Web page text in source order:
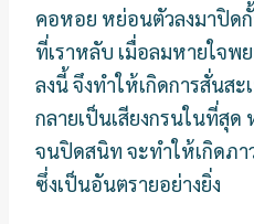
คอหอย หย่อนตัวลงมาปิด
ที่เราหลับ เมื่อลมหายใจพ
ลงนี้ จึงทำให้เกิดการสั่นส
กลายเป็นเสียงกรนในที่สุ
จนปิดสนิท จะทำให้เกิดภ
ซึ่งเป็นอันตรายอย่างยิ่ง